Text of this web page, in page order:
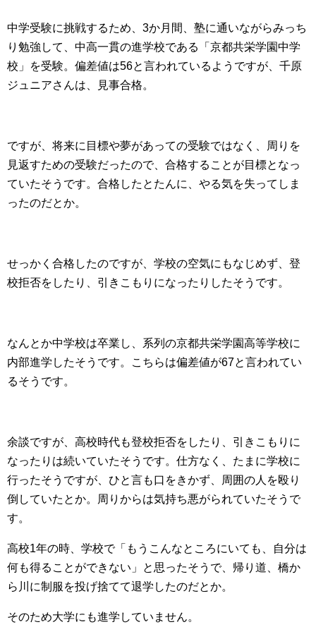
中学受験に挑戦するため、3か月間、塾に通いながらみっち
り勉強して、中高一貫の進学校である「京都共栄学園中学
校」を受験。偏差値は56と言われているようですが、千原
ジュニアさんは、見事合格。
ですが、将来に目標や夢があっての受験ではなく、周りを
見返すための受験だったので、合格することが目標となっ
ていたそうです。合格したとたんに、やる気を失ってしま
ったのだとか。
せっかく合格したのですが、学校の空気にもなじめず、登
校拒否をしたり、引きこもりになったりしたそうです。
なんとか中学校は卒業し、系列の京都共栄学園高等学校に
内部進学したそうです。こちらは偏差値が67と言われてい
るそうです。
余談ですが、高校時代も登校拒否をしたり、引きこもりに
なったりは続いていたそうです。仕方なく、たまに学校に
行ったそうですが、ひと言も口をきかず、周囲の人を殴り
倒していたとか。周りからは気持ち悪がられていたそうで
す。
高校1年の時、学校で「もうこんなところにいても、自分は
何も得ることができない」と思ったそうで、帰り道、橋か
ら川に制服を投げ捨てて退学したのだとか。
そのため大学にも進学していません。